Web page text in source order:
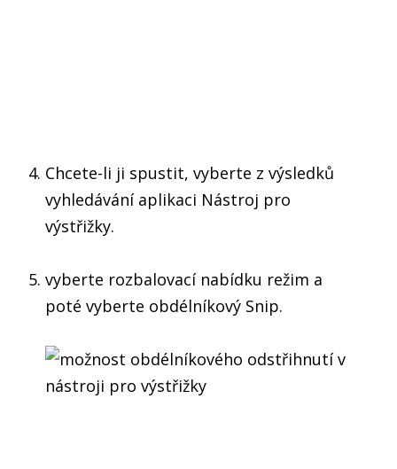
Chcete-li ji spustit, vyberte z výsledků
vyhledávání aplikaci Nástroj pro
výstřižky.
vyberte rozbalovací nabídku režim a
poté vyberte obdélníkový Snip.